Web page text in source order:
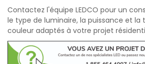
Contactez l'équipe LEDCO pour un
le type de luminaire, la puissance et la
couleur adaptés à votre projet